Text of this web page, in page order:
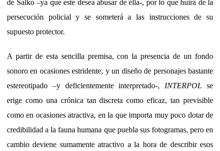
de Salko –ya que este desea abusar de ella-, por lo que huirá de la
persecución policial y se someterá a las instrucciones de su
supuesto protector.
A partir de esta sencilla premisa, con la presencia de un fondo
sonoro en ocasiones estridente, y un diseño de personajes bastante
estereotipado –y deficientemente interpretado-, INTERPOL se
erige como una crónica tan discreta como eficaz, tan previsible
como en ocasiones atractiva, en la que importa muy poco dotar de
credibilidad a la fauna humana que puebla sus fotogramas, pero en
cambio deviene sumamente atractivo a la hora de describir esos